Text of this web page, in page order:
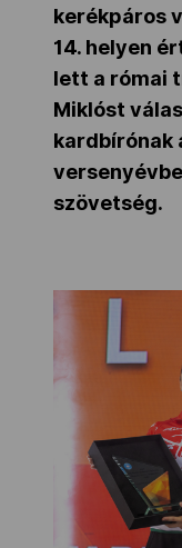
kerékpáros
14. helyen
lett a római
Miklóst
kardbírónak
szövetség.